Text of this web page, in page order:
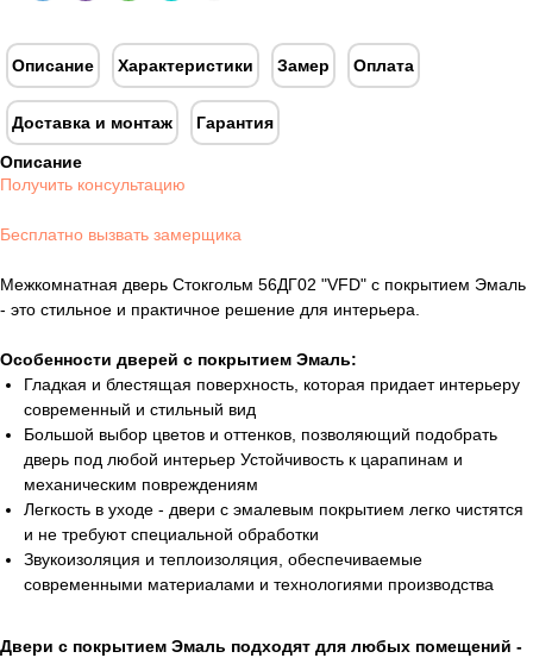
Описание Характеристики Замер Оплата
Доставка и монтаж Гарантия
Описание
Получить консультацию
Бесплатно вызвать замерщика
Межкомнатная дверь Стокгольм 56ДГ02 "VFD" с покрытием Эмаль
- это стильное и практичное решение для интерьера.
Особенности дверей с покрытием Эмаль:
Гладкая и блестящая поверхность, которая придает интерьеру
современный и стильный вид
Большой выбор цветов и оттенков, позволяющий подобрать
дверь под любой интерьер Устойчивость к царапинам и
механическим повреждениям
Легкость в уходе - двери с эмалевым покрытием легко чистятся
и не требуют специальной обработки
Звукоизоляция и теплоизоляция, обеспечиваемые
современными материалами и технологиями производства
Двери с покрытием Эмаль подходят для любых помещений -